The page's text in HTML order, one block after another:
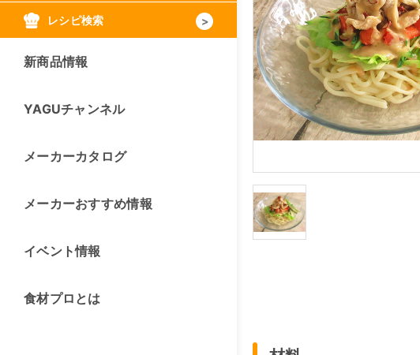
レシピ検索
新商品情報
YAGUチャンネル
メーカーカタログ
メーカーおすすめ情報
イベント情報
食材プロとは